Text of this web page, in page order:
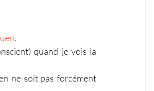
.
quand je vois la
ne soit pas forcément